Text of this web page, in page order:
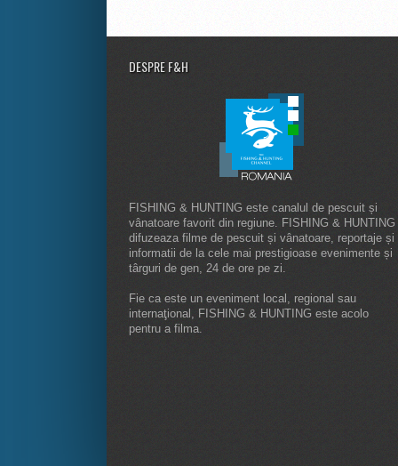
DESPRE F&H
FISHING & HUNTING este canalul de pescuit și
vânatoare favorit din regiune. FISHING & HUNTING
difuzeaza filme de pescuit și vânatoare, reportaje și
informatii de la cele mai prestigioase evenimente și
târguri de gen, 24 de ore pe zi.
Fie ca este un eveniment local, regional sau
internaţional, FISHING & HUNTING este acolo
pentru a filma.